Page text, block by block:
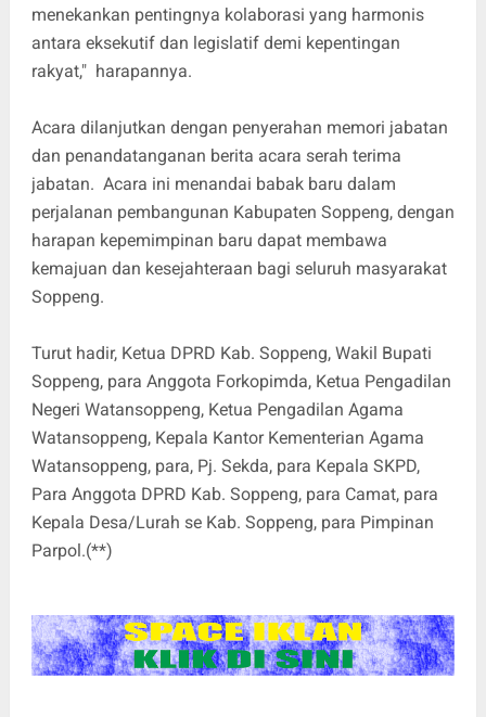
menekankan pentingnya kolaborasi yang harmonis
antara eksekutif dan legislatif demi kepentingan
rakyat," harapannya.
Acara dilanjutkan dengan penyerahan memori jabatan
dan penandatanganan berita acara serah terima
jabatan. Acara ini menandai babak baru dalam
perjalanan pembangunan Kabupaten Soppeng, dengan
harapan kepemimpinan baru dapat membawa
kemajuan dan kesejahteraan bagi seluruh masyarakat
Soppeng.
Turut hadir, Ketua DPRD Kab. Soppeng, Wakil Bupati
Soppeng, para Anggota Forkopimda, Ketua Pengadilan
Negeri Watansoppeng, Ketua Pengadilan Agama
Watansoppeng, Kepala Kantor Kementerian Agama
Watansoppeng, para, Pj. Sekda, para Kepala SKPD,
Para Anggota DPRD Kab. Soppeng, para Camat, para
Kepala Desa/Lurah se Kab. Soppeng, para Pimpinan
Parpol.(**)